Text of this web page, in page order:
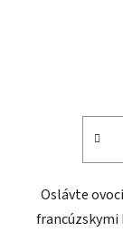
Oslávte
francúzskymi